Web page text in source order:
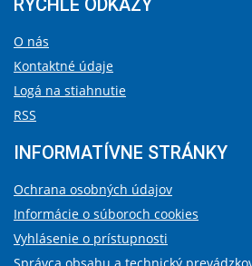
RÝCHLE ODKAZY
O nás
Kontaktné údaje
Logá na stiahnutie
RSS
INFORMATÍVNE STRÁNKY
Ochrana osobných údajov
Informácie o súboroch cookies
Vyhlásenie o prístupnosti